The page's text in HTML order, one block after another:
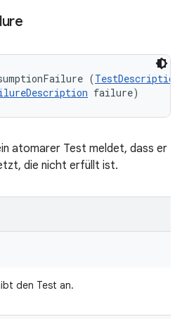
(TestDescription
failure)
atomarer Test meldet, dass er
die nicht erfüllt ist.
den Test an.